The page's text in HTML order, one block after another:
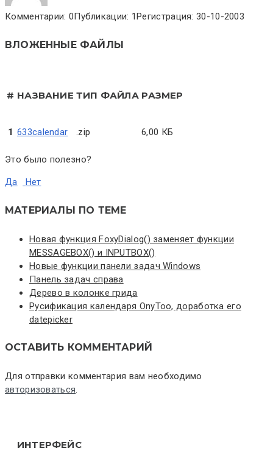
Комментарии: 0Публикации: 1Регистрация: 30-10-2003
ВЛОЖЕННЫЕ ФАЙЛЫ
# НАЗВАНИЕ ТИП ФАЙЛА РАЗМЕР
1 633calendar .zip 6,00 КБ
Это было полезно?
Да Нет
МАТЕРИАЛЫ ПО ТЕМЕ
Новая функция FoxyDialog() заменяет функции
MESSAGEBOX() и INPUTBOX()
Новые функции панели задач Windows
Панель задач справа
Дерево в колонке грида
Русификация календаря OnyToo, доработка его
datepicker
ОСТАВИТЬ КОММЕНТАРИЙ
Для отправки комментария вам необходимо
авторизоваться.
ИНТЕРФЕЙС